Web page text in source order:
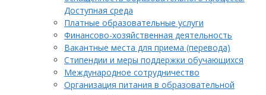
Доступная среда
Платные образовательные услуги
Финансово-хозяйственная деятельность
Вакантные места для приема (перевода)
Стипендии и меры поддержки обучающихся
Международное сотрудничество
Организация питания в образовательной